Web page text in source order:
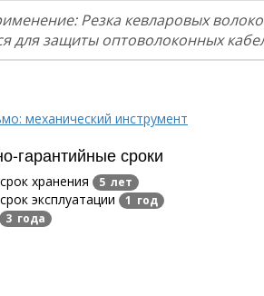
Резка кевларовых
для защиты оптоволоконных
механический инструмент
гарантийные сроки
хранения 5 лет
эксплуатации 1 год
3 года